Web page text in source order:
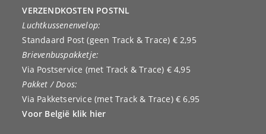
VERZENDKOSTEN POSTNL
Luchtkussenenvelop:
Standaard Post (geen Track & Trace) € 2,95
Brievenbuspakketje:
Via Postservice (met Track & Trace) € 4,95
Pakket / Doos:
Via Pakketservice (met Track & Trace) € 6,95
Voor België klik hier